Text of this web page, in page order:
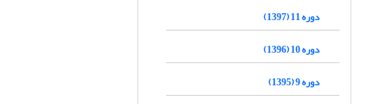
دوره 11 (1397)
دوره 10 (1396)
دوره 9 (1395)